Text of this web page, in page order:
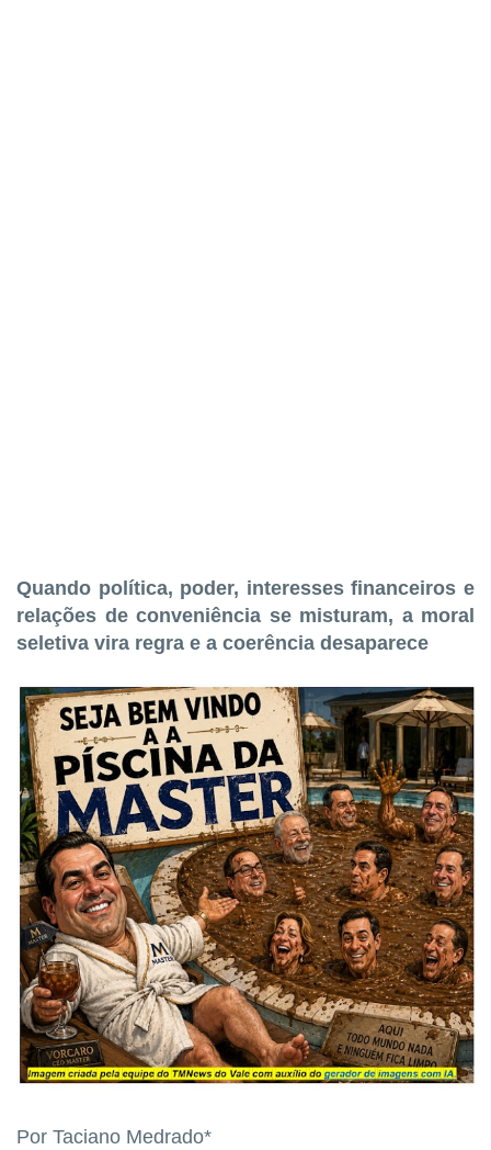
Quando política, poder, interesses financeiros e
relações de conveniência se misturam, a moral
seletiva vira regra e a coerência desaparece
Por Taciano Medrado*